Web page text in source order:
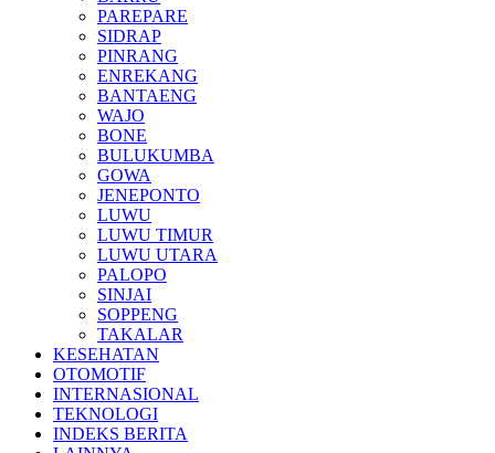
PAREPARE
SIDRAP
PINRANG
ENREKANG
BANTAENG
WAJO
BONE
BULUKUMBA
GOWA
JENEPONTO
LUWU
LUWU TIMUR
LUWU UTARA
PALOPO
SINJAI
SOPPENG
TAKALAR
KESEHATAN
OTOMOTIF
INTERNASIONAL
TEKNOLOGI
INDEKS BERITA